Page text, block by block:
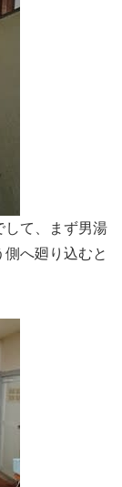
して、まず男湯
へ廻り込むと